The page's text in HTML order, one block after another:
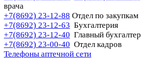
врача
+7(8692) 23-12-88 Отдел по закупкам
+7(8692) 23-12-63 Бухгалтерия
+7(8692) 23-12-40 Главный бухгалтер
+7(8692) 23-00-40 Отдел кадров
Телефоны аптечной сети